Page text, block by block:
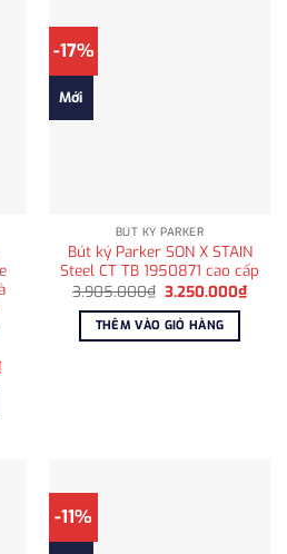
Giá
hiện
-17%
Mới
BÚT KÝ PARKER
Bút ký Parker SON X STAIN
Steel CT TB 1950871 cao cấp
3.905.000₫ Giá
là:
3.905.000₫.
3.250.000₫Giá
hiện
THÊM VÀO GIỎ HÀNG
-11%